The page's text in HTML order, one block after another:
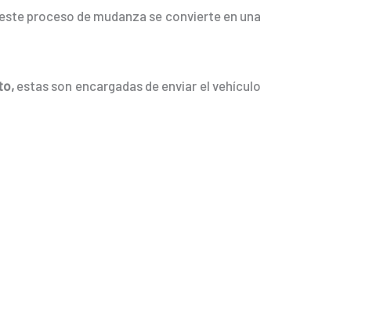
proceso de mudanza se convierte en una
estas son encargadas de enviar el vehículo